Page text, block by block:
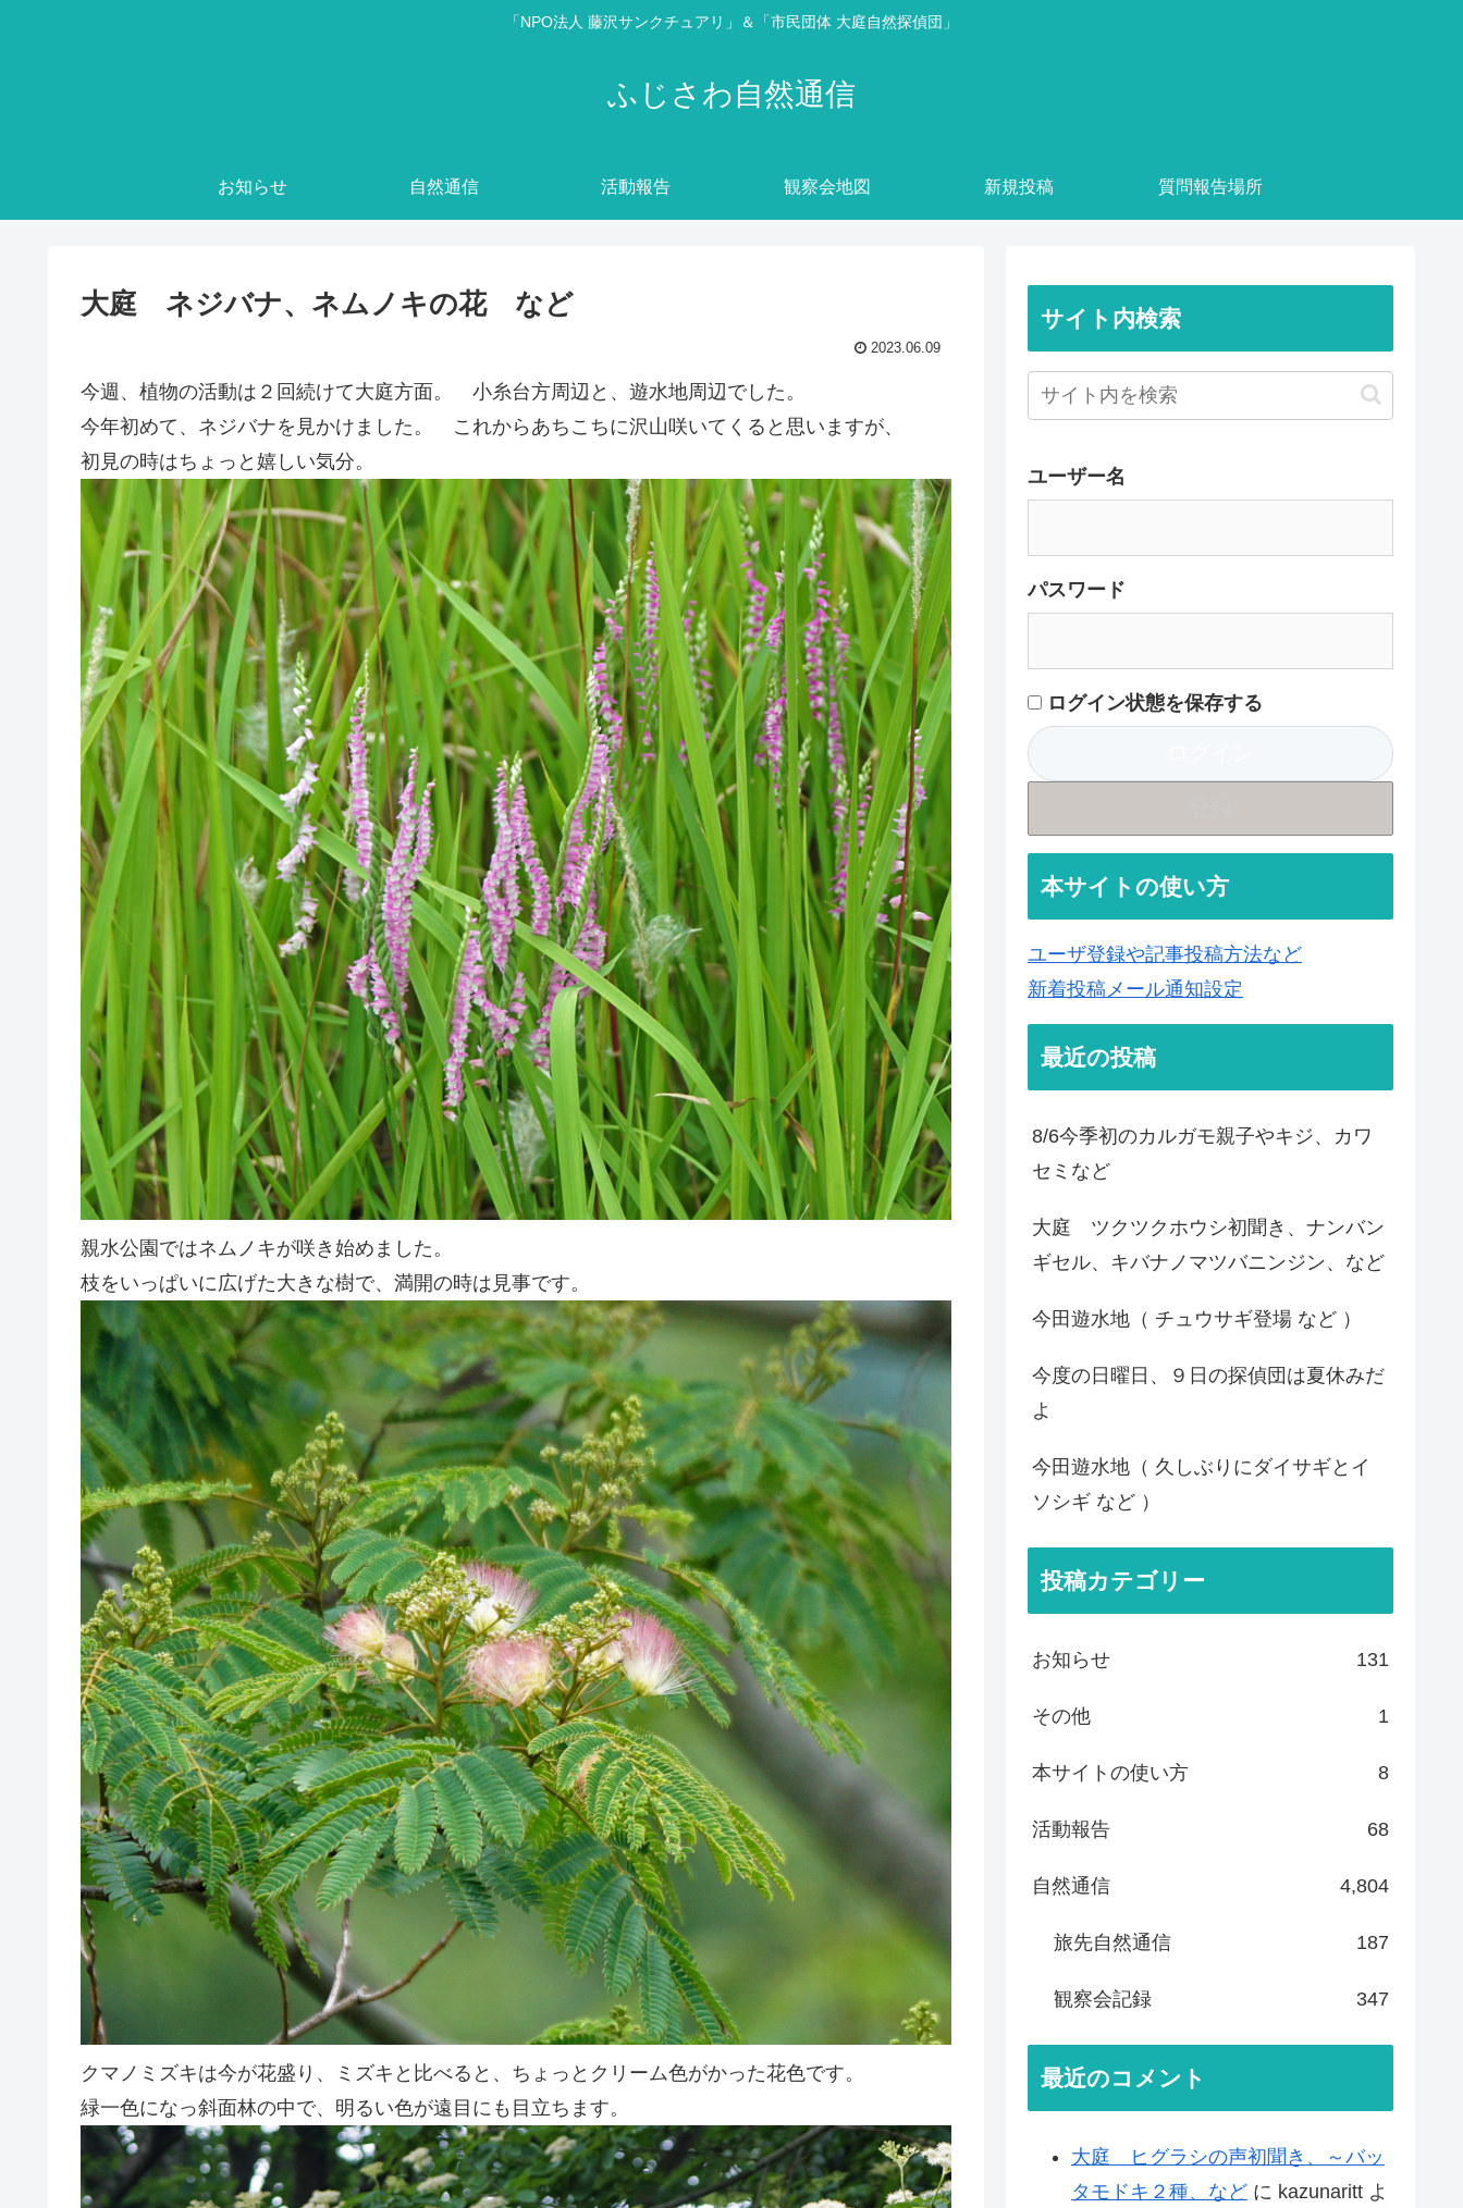
「NPO法人 藤沢サンクチュアリ」＆「市民団体 大庭自然探偵団」
ふじさわ自然通信
お知らせ 自然通信 活動報告 観察会地図 新規投稿 質問報告場所
大庭 ネジバナ、ネムノキの花 など
2023.06.09
今週、植物の活動は２回続けて大庭方面。 小糸台方周辺と、遊水地周辺でした。
今年初めて、ネジバナを見かけました。 これからあちこちに沢山咲いてくると思いますが、
初見の時はちょっと嬉しい気分。
親水公園ではネムノキが咲き始めました。
枝をいっぱいに広げた大きな樹で、満開の時は見事です。
クマノミズキは今が花盛り、ミズキと比べると、ちょっとクリーム色がかった花色です。
緑一色になっ斜面林の中で、明るい色が遠目にも目立ちます。
サイト内検索
ユーザー名
パスワード
ログイン状態を保存する
本サイトの使い方
ユーザ登録や記事投稿方法など
新着投稿メール通知設定
最近の投稿
8/6今季初のカルガモ親子やキジ、カワ
セミなど
大庭 ツクツクホウシ初聞き、ナンバン
ギセル、キバナノマツバニンジン、など
今田遊水地（ チュウサギ登場 など ）
今度の日曜日、９日の探偵団は夏休みだ
よ
今田遊水地（ 久しぶりにダイサギとイ
ソシギ など ）
投稿カテゴリー
お知らせ 131
その他 1
本サイトの使い方 8
活動報告 68
自然通信 4,804
旅先自然通信 187
観察会記録 347
最近のコメント
大庭 ヒグラシの声初聞き、～バッ
タモドキ２種、など に kazunaritt よ